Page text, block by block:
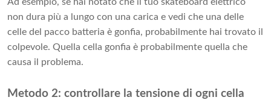
non dura più a lungo con una carica e vedi che una delle
celle del pacco batteria è gonfia, probabilmente hai trovato il
colpevole. Quella cella gonfia è probabilmente quella che
causa il problema.
Metodo 2: controllare la tensione di ogni cella